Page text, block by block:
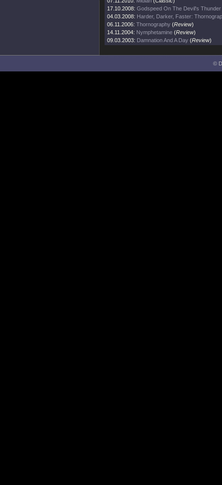
17.10.2008: Godspeed On The Devil's Thunder
04.03.2008: Harder, Darker, Faster:
06.11.2006: Thornography (Review)
14.11.2004: Nymphetamine (Review)
09.03.2003: Damnation And A Day (Review)
©